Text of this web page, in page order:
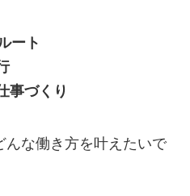
ート
事づくり
んな働き方を叶えたいで